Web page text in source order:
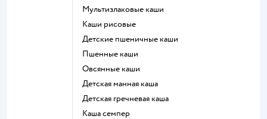
Мультизлаковые каши
Каши рисовые
Детские пшеничные каши
Пшенные каши
овсянные каши
детская манная каша
детская гречневая каша
каша семпер